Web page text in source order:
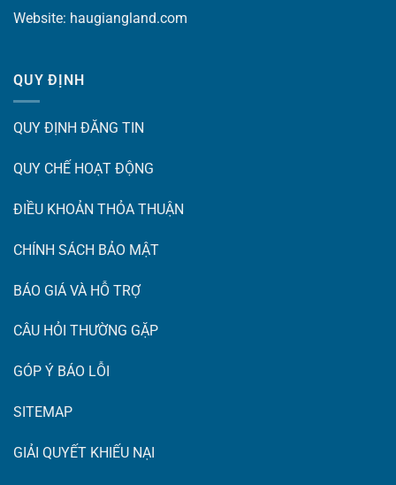
Website: haugiangland.com
QUY ĐỊNH
QUY ĐỊNH ĐĂNG TIN
QUY CHẾ HOẠT ĐỘNG
ĐIỀU KHOẢN THỎA THUẬN
CHÍNH SÁCH BẢO MẬT
BÁO GIÁ VÀ HỖ TRỢ
CÂU HỎI THƯỜNG GẶP
GÓP Ý BÁO LỖI
SITEMAP
GIẢI QUYẾT KHIẾU NẠI